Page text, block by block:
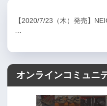
【2020/7/23（木）発売】
…
オンラインコミュニ